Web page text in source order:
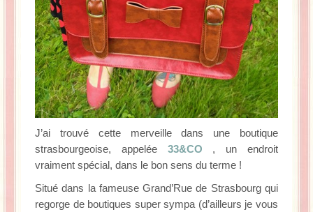
J’ai trouvé cette merveille dans une boutique
strasbourgeoise, appelée 33&CO , un endroit
vraiment spécial, dans le bon sens du terme !
Situé dans la fameuse Grand’Rue de Strasbourg qui
regorge de boutiques super sympa (d’ailleurs je vous